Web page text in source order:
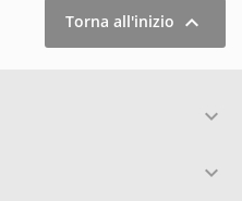
Torna all'inizio 

